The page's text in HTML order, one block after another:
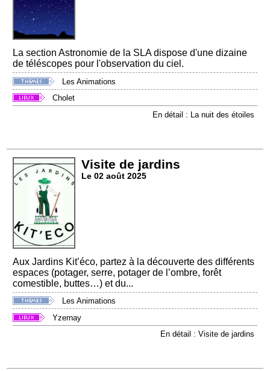
La section Astronomie de la SLA dispose d'une dizaine
de téléscopes pour l'observation du ciel.
Les Animations
Cholet
En détail : La nuit des étoiles
Visite de jardins
Le 02 août 2025
Aux Jardins Kit’éco, partez à la découverte des différents
espaces (potager, serre, potager de l’ombre, forêt
comestible, buttes…) et du...
Les Animations
Yzernay
En détail : Visite de jardins